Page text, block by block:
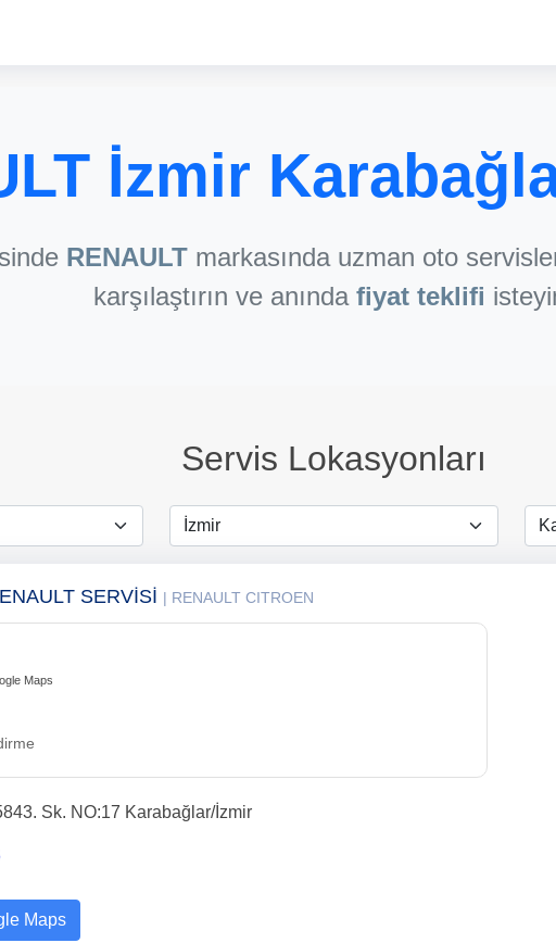
İzmir
RENAULT markasında uzman oto
karşılaştırın ve anında fiyat teklifi
Servis Lokasyonları
SERVİSİ | RENAULT CITROEN
Maps
Sk. NO:17 Karabağlar/İzmir
Maps